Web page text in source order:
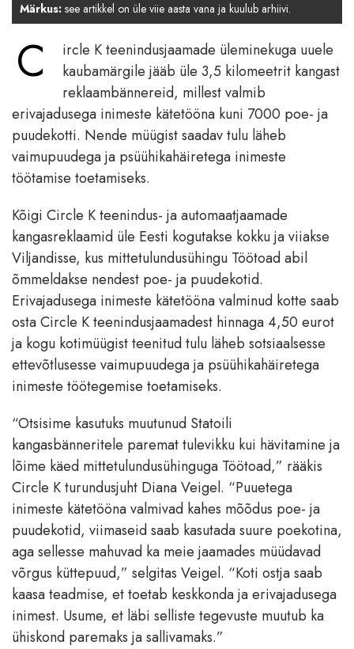
Märkus: see artikkel on üle viie aasta vana ja kuulub arhiivi.
C
ircle K teenindusjaamade üleminekuga uuele
kaubamärgile jääb üle 3,5 kilomeetrit kangast
reklaambännereid, millest valmib
erivajadusega inimeste kätetööna kuni 7000 poe- ja
puudekotti. Nende müügist saadav tulu läheb
vaimupuudega ja psüühikahäiretega inimeste
töötamise toetamiseks.
Kõigi Circle K teenindus- ja automaatjaamade
kangasreklaamid üle Eesti kogutakse kokku ja viiakse
Viljandisse, kus mittetulundusühingu Töötoad abil
õmmeldakse nendest poe- ja puudekotid.
Erivajadusega inimeste kätetööna valminud kotte saab
osta Circle K teenindusjaamadest hinnaga 4,50 eurot
ja kogu kotimüügist teenitud tulu läheb sotsiaalsesse
ettevõtlusesse vaimupuudega ja psüühikahäiretega
inimeste töötegemise toetamiseks.
“Otsisime kasutuks muutunud Statoili
kangasbänneritele paremat tulevikku kui hävitamine ja
lõime käed mittetulundusühinguga Töötoad,” rääkis
Circle K turundusjuht Diana Veigel. “Puuetega
inimeste kätetööna valmivad kahes mõõdus poe- ja
puudekotid, viimaseid saab kasutada suure poekotina,
aga sellesse mahuvad ka meie jaamades müüdavad
võrgus küttepuud,” selgitas Veigel. “Koti ostja saab
kaasa teadmise, et toetab keskkonda ja erivajadusega
inimest. Usume, et läbi selliste tegevuste muutub ka
ühiskond paremaks ja sallivamaks.”